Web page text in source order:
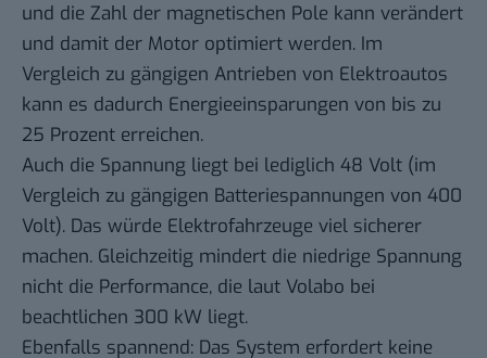
und die Zahl der magnetischen Pole kann verändert
und damit der Motor optimiert werden. Im
Vergleich zu gängigen Antrieben von Elektroautos
kann es dadurch Energieeinsparungen von bis zu
25 Prozent erreichen.
Auch die Spannung liegt bei lediglich 48 Volt (im
Vergleich zu gängigen Batteriespannungen von 400
Volt). Das würde Elektrofahrzeuge viel sicherer
machen. Gleichzeitig mindert die niedrige Spannung
nicht die Performance, die laut Volabo bei
beachtlichen 300 kW liegt.
Ebenfalls spannend: Das System erfordert keine